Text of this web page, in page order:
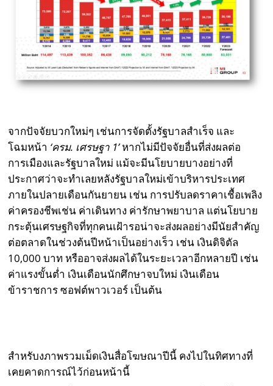
จากปัจจัยบวกใหม่ๆ เช่นการจัดตั้งรัฐบาลสำเร็จ และ
โฉมหน้า ‘ครม. เศรษฐา 1’หากไม่มีปัจจัยอื่นที่ส่งผลต่อ
การเมืองและรัฐบาลใหม่ แม้จะมีนโยบายบางอย่างที่
ประกาศว่าจะทำเลยหลังรัฐบาลใหม่เข้าบริหารประเทศ
ภายในปลายเดือนกันยายน เช่น การปรับลดราคาเชื้อเพลิง
ค่าครองชีพเช่น ค่าเดินทาง ค่ารักษาพยาบาล แต่นโยบาย
กระตุ้นเศรษฐกิจที่ทุกคนเฝ้ารอน่าจะส่งผลอย่างมีนัยสำคัญ
ต่อตลาดในช่วงต้นปีหน้าเป็นอย่างเร็ว เช่น เงินดิจิตัล
10,000 บาท หรืออาจส่งผลได้ในระยะเวลาอีกหลายปี เช่น
ค่าแรงขั้นต่ำ เงินเดือนนักศึกษาจบใหม่ เงินเดือน
ข้าราชการ ซอฟต์พาวเวอร์ เป็นต้น
สำหรับงภาพรวมเม็ดเงินสื่อโฆษณาปีนี้ คงไปในทิศทางที่
เคยคาดการณ์ไว้ก่อนหน้านี้